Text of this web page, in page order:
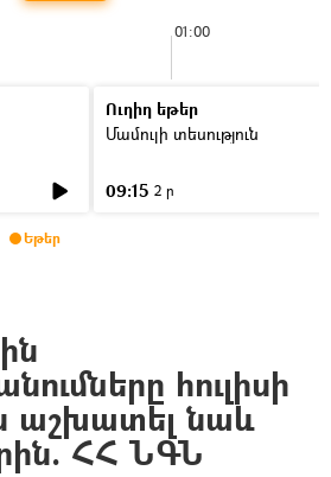
01:00
Ուղիղ եթեր
Մամուլի տեսություն
09:15 2 ր
Եթեր
հուլիսի
աշխատել նաև
ՀՀ ՆԳՆ